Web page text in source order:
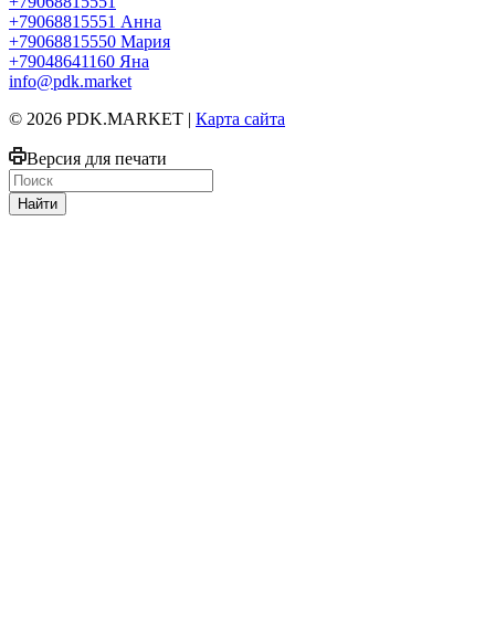
+79068815551 Анна
+79068815550 Мария
+79048641160 Яна
info@pdk.market
© 2026 PDK.MARKET | Карта сайта
Версия для печати
Найти